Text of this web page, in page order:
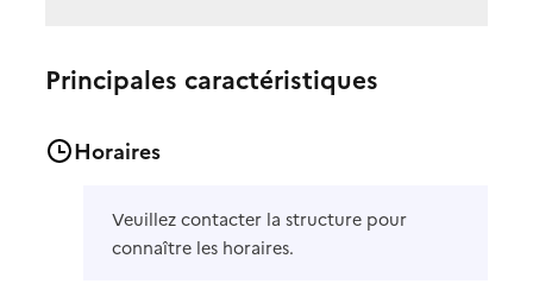
Principales caractéristiques
Horaires
Veuillez contacter la structure pour
connaître les horaires.